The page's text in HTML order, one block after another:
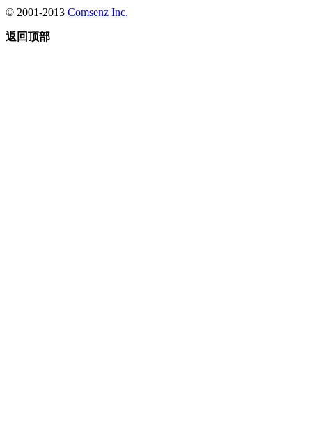
© 2001-2013 Comsenz Inc.
返回顶部